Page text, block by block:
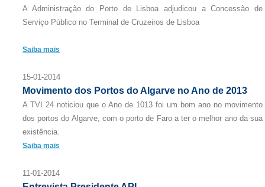
A Administração do Porto de Lisboa adjudicou a Concessão de
Serviço Público no Terminal de Cruzeiros de Lisboa
Saiba mais
15-01-2014
Movimento dos Portos do Algarve no Ano de 2013
A TVI 24 noticiou que o Ano de 1013 foi um bom ano no movimento
dos portos do Algarve, com o porto de Faro a ter o melhor ano da sua
existência.
Saiba mais
11-01-2014